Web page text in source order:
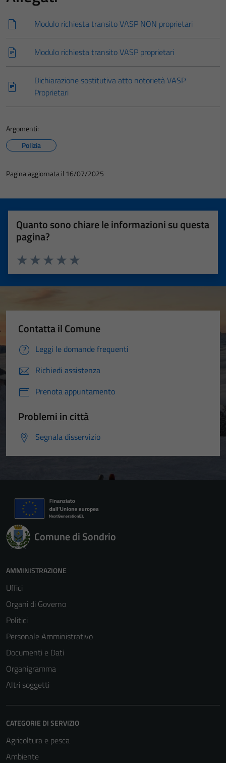
Modulo richiesta transito VASP NON proprietari
Modulo richiesta transito VASP proprietari
Dichiarazione sostitutiva atto notorietà VASP
Proprietari
Argomenti:
Polizia
Pagina aggiornata il 16/07/2025
Quanto sono chiare le informazioni su questa
pagina?
Valuta 5 stelle su 5
Valuta 4 stelle su 5
Valuta 3 stelle su 5
Valuta 2 stelle su 5
Valuta 1 stelle su 5
Contatta il Comune
Leggi le domande frequenti
Richiedi assistenza
Prenota appuntamento
Problemi in città
Segnala disservizio
Comune di Sondrio
AMMINISTRAZIONE
Uffici
Organi di Governo
Politici
Personale Amministrativo
Documenti e Dati
Organigramma
Altri soggetti
CATEGORIE DI SERVIZIO
Agricoltura e pesca
Ambiente
Tecnici
sono necessari
per il
del sito e non
essere